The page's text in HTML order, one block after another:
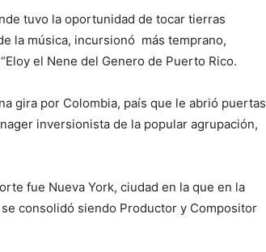
tuvo la oportunidad de tocar tierras
la música, incursionó más temprano,
el Nene del Genero de Puerto Rico.
gira por Colombia, país que le abrió puertas
inversionista de la popular agrupación,
fue Nueva York, ciudad en la que en la
consolidó siendo Productor y Compositor